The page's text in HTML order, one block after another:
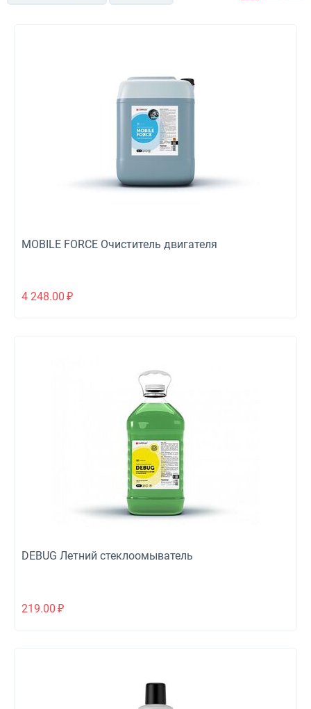
MOBILE FORCE Очиститель двигателя
4 248.00 ₽
DEBUG Летний стеклоомыватель
219.00 ₽